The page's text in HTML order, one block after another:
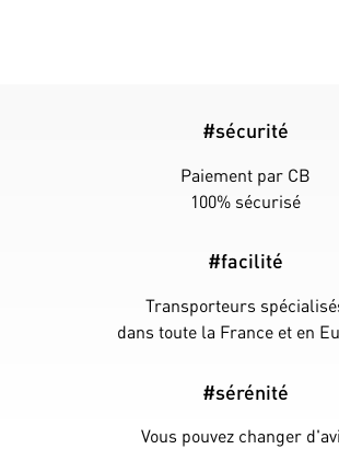
#sécurité
Paiement par CB
100% sécurisé
#facilité
Transporteurs
dans toute la France et en
#sérénité
Vous pouvez changer